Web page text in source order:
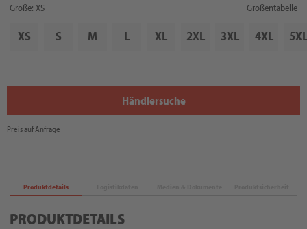
Größe: XS Größentabelle
XS S M L XL 2XL 3XL 4XL 5XL
Händlersuche
Preis auf Anfrage
Produktdetails
PRODUKTDETAILS